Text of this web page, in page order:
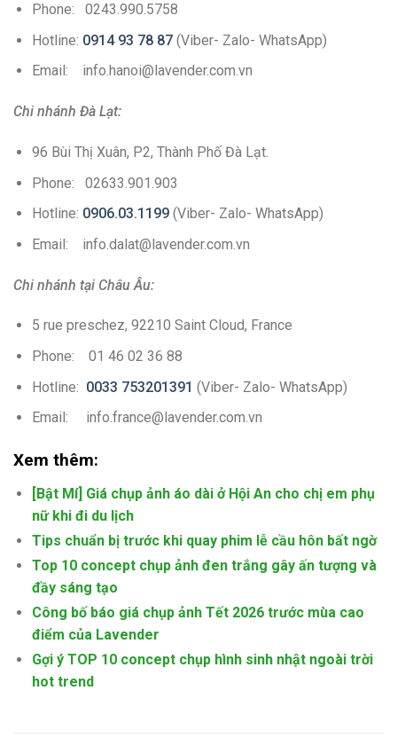
Phone: 0243.990.5758
Hotline: 0914 93 78 87(Viber- Zalo- WhatsApp)
Email: info.hanoi@lavender.com.vn
Chi nhánh Đà Lạt:
96 Bùi Thị Xuân, P2, Thành Phố Đà Lạt.
Phone: 02633.901.903
Hotline: 0906.03.1199(Viber- Zalo- WhatsApp)
Email: info.dalat@lavender.com.vn
Chi nhánh tại Châu Âu:
5 rue preschez, 92210 Saint Cloud, France
Phone: 01 46 02 36 88
Hotline: 0033 753201391 (Viber- Zalo- WhatsApp)
Email: info.france@lavender.com.vn
Xem thêm:
[Bật Mí] Giá chụp ảnh áo dài ở Hội An cho chị em phụ
nữ khi đi du lịch
Tips chuẩn bị trước khi quay phim lễ cầu hôn bất ngờ
Top 10 concept chụp ảnh đen trắng gây ấn tượng và
đầy sáng tạo
Công bố báo giá chụp ảnh Tết 2026 trước mùa cao
điểm của Lavender
Gợi ý TOP 10 concept chụp hình sinh nhật ngoài trời
hot trend